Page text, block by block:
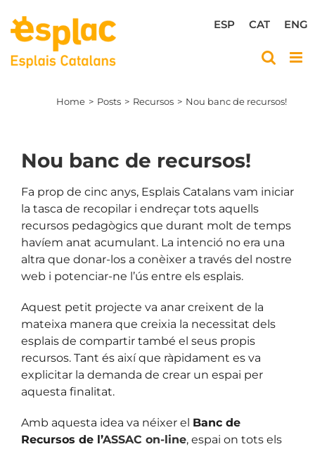
content
ENG
CAT
ESP
Home Posts Recursos Nou banc de recursos!
Nou banc de recursos!
Fa prop de cinc anys, Esplais Catalans vam iniciar
la tasca de recopilar i endreçar tots aquells
recursos pedagògics que durant molt de temps
havíem anat acumulant. La intenció no era una
altra que donar-los a conèixer a través del nostre
web i potenciar-ne l’ús entre els esplais.
Aquest petit projecte va anar creixent de la
mateixa manera que creixia la necessitat dels
esplais de compartir també el seus propis
recursos. Tant és així que ràpidament es va
explicitar la demanda de crear un espai per
aquesta finalitat.
Amb aquesta idea va néixer el Banc de
Recursos de l’ASSAC on-line, espai on tots els